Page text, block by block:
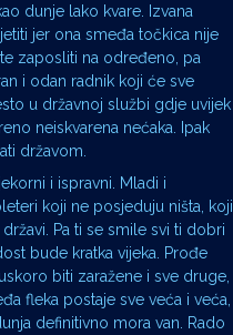
dunje lako kvare. Izvana
jer ona smeđa točkica nije
zaposliti na određeno, pa
i odan radnik koji će sve
u državnoj službi gdje uvijek
neiskvarena nećaka. Ipak
državom.
i ispravni. Mladi i
koji ne posjeduju ništa, koji
Pa ti se smile svi ti dobri
bude kratka vijeka. Prođe
biti zaražene i sve druge,
fleka postaje sve veća i veća,
definitivno mora van. Rado